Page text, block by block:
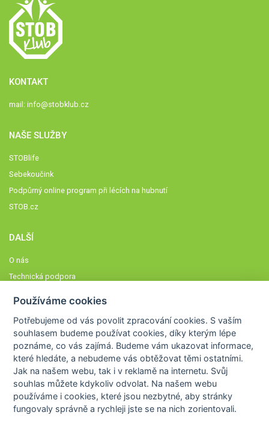
KONTAKT
mail: info@stobklub.cz
NAŠE SLUŽBY
STOBlife
Sebekoučink
Podpůrný online program při lécích na hubnutí
STOB.cz
DALŠÍ
O nás
Technická podpora
Členové STOBklubu
Zásady nakládání s osobními údaji
Otestujte se
Spočítejte si
Výzva 52
Používáme cookies
Potřebujeme od vás povolit zpracování cookies. S vaším
souhlasem budeme používat cookies, díky kterým lépe
poznáme,co vás zajímá. Budeme vám ukazovat informace,
které hledáte, a nebudeme vás obtěžovat těmi ostatními.
Jak na našem webu, tak i v reklamě na internetu. Svůj
souhlas můžete kdykoliv odvolat. Na našem webu
používáme i cookies, které jsou nezbytné, aby stránky
fungovaly správně a rychleji jste se na nich zorientovali.